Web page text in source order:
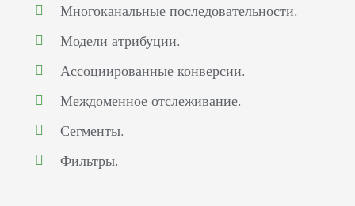
Многоканальные последовательности.
Модели атрибуции.
Ассоциированные конверсии.
Междоменное отслеживание.
Сегменты.
Фильтры.